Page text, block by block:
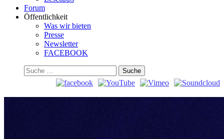
Forum
Öffentlichkeit
Was wir bieten
Presse
Newsletter
FACEBOOK
Suchen